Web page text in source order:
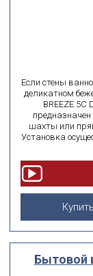
Если стены
деликатном
BREEZE
шахты или
Установка
Купить
Бытовой